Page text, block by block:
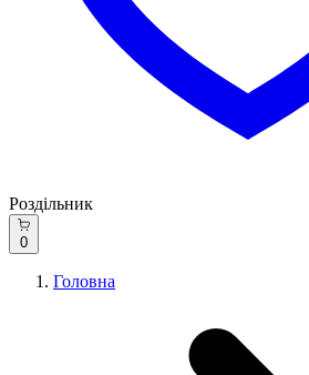
Роздільник
0
Головна